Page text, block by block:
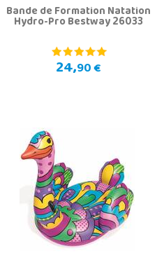
Bande de Formation Natation
Hydro-Pro Bestway 26033
24,90 €